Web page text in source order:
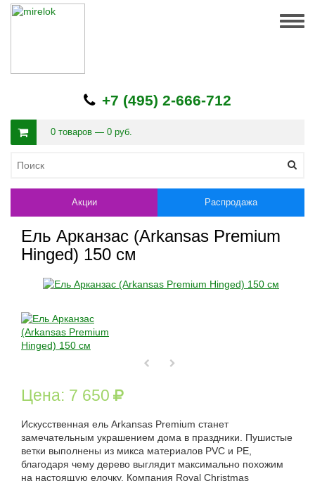
+7 (495) 2-666-712
0 товаров — 0 руб.
Акции Распродажа
Ель Арканзас (Arkansas Premium
Hinged) 150 см
Цена: 7 650
Искусственная ель Arkansas Premium станет
замечательным украшением дома в праздники. Пушистые
ветки выполнены из микса материалов PVC и PE,
благодаря чему дерево выглядит максимально похожим
на настоящую елочку. Компания Royal Christmas